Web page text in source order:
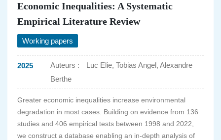
Economic Inequalities: A Systematic
Empirical Literature Review
Working papers
2025 Auteurs :
Luc Elie, Tobias Angel, Alexandre
Berthe
Greater economic inequalities increase environmental
degradation in most cases. Building on evidence from 136
studies and 406 empirical tests between 1998 and 2022,
we construct a database enabling an in-depth analysis of